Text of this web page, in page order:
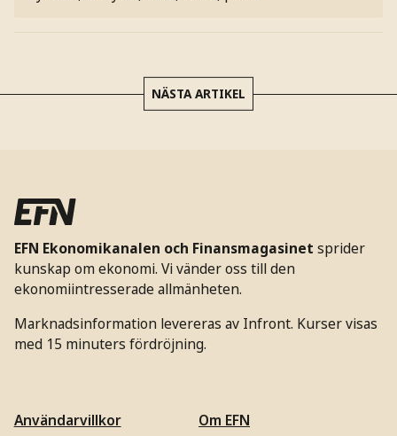
NÄSTA ARTIKEL
EFN Ekonomikanalen och Finansmagasinet sprider
kunskap om ekonomi. Vi vänder oss till den
ekonomiintresserade allmänheten.
Marknadsinformation levereras av Infront. Kurser visas
med 15 minuters fördröjning.
Användarvillkor
Om EFN